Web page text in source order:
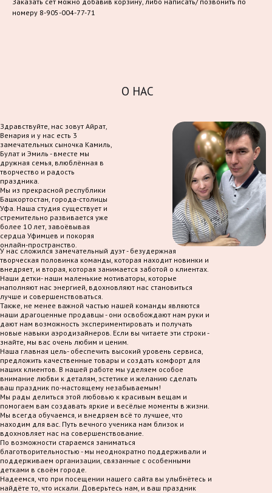
номеру 8-905-004-77-71
О НАС
Здравствуйте, нас зовут Айрат,
Венария и у нас есть 3
замечательных сыночка Камиль,
Булат и Эмиль - вместе мы
дружная семья, влюблённая в
творчество и радость
праздника.
Мы из прекрасной республики
Башкортостан, города-столицы
Уфа. Наша студия существует и
стремительно развивается уже
более 10 лет, завоёвывая
сердца Уфимцев и покоряя
онлайн-пространство.
У нас сложился замечательный дуэт - безудержная
творческая половинка команды, которая находит новинки и
внедряет, и вторая, которая занимается заботой о клиентах.
Наши детки- наши маленькие мотиваторы, которые
наполняют нас энергией, вдохновляют нас становиться
лучше и совершенствоваться.
Также, не менее важной частью нашей команды являются
наши драгоценные продавцы - они освобождают нам руки и
дают нам возможность экспериментировать и получать
новые навыки аэродизайнеров. Если вы читаете эти строки -
знайте, мы вас очень любим и ценим.
Наша главная цель- обеспечить высокий уровень сервиса,
предложить качественные товары и создать комфорт для
наших клиентов. В нашей работе мы уделяем особое
внимание любви к деталям, эстетике и желанию сделать
ваш праздник по-настоящему незабываемым!
Мы рады делиться этой любовью к красивым вещам и
помогаем вам создавать яркие и весёлые моменты в жизни.
Мы всегда обучаемся, и внедряем всё то лучшее, что
находим для вас. Путь вечного ученика нам близок и
вдохновляет нас на совершенствование.
По возможности стараемся заниматься
благотворительностью - мы неоднократно поддерживали и
поддерживаем организации, связанные с особенными
детками в своём городе.
Надеемся, что при посещении нашего сайта вы улыбнётесь и
найдёте то, что искали. Доверьтесь нам, и ваш праздник